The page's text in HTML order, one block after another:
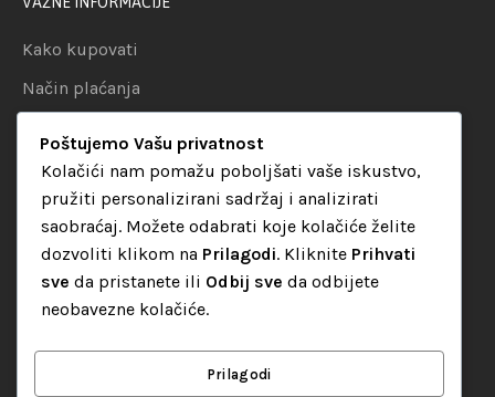
Kako kupovati
Način plaćanja
Politika privatnosti
KATEGORIJE
Audio oprema
LED dekorativna rasvjeta
Poštujemo Vašu privatnost
Kolačići nam pomažu poboljšati vaše iskustvo,
pružiti personalizirani sadržaj i analizirati
saobraćaj. Možete odabrati koje kolačiće želite
dozvoliti klikom na Prilagodi. Kliknite Prihvati
sve da pristanete ili Odbij sve da odbijete
neobavezne kolačiće.
Prilagodi